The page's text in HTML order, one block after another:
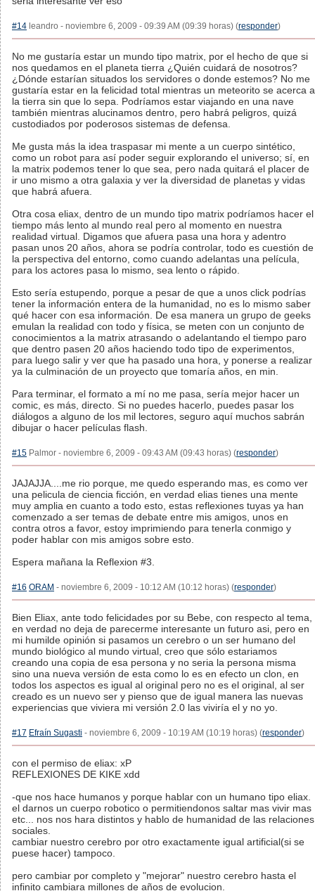
#14 leandro - noviembre 6, 2009 - 09:39 AM (09:39 horas) (responder)
No me gustaría estar un mundo tipo matrix, por el hecho de que si
nos quedamos en el planeta tierra ¿Quién cuidará de nosotros?
¿Dónde estarían situados los servidores o donde estemos? No me
gustaría estar en la felicidad total mientras un meteorito se acerca a
la tierra sin que lo sepa. Podríamos estar viajando en una nave
también mientras alucinamos dentro, pero habrá peligros, quizá
custodiados por poderosos sistemas de defensa.
Me gusta más la idea traspasar mi mente a un cuerpo sintético,
como un robot para así poder seguir explorando el universo; sí, en
la matrix podemos tener lo que sea, pero nada quitará el placer de
ir uno mismo a otra galaxia y ver la diversidad de planetas y vidas
que habrá afuera.
Otra cosa eliax, dentro de un mundo tipo matrix podríamos hacer el
tiempo más lento al mundo real pero al momento en nuestra
realidad virtual. Digamos que afuera pasa una hora y adentro
pasan unos 20 años, ahora se podría controlar, todo es cuestión de
la perspectiva del entorno, como cuando adelantas una película,
para los actores pasa lo mismo, sea lento o rápido.
Esto sería estupendo, porque a pesar de que a unos click podrías
tener la información entera de la humanidad, no es lo mismo saber
qué hacer con esa información. De esa manera un grupo de geeks
emulan la realidad con todo y física, se meten con un conjunto de
conocimientos a la matrix atrasando o adelantando el tiempo paro
que dentro pasen 20 años haciendo todo tipo de experimentos,
para luego salir y ver que ha pasado una hora, y ponerse a realizar
ya la culminación de un proyecto que tomaría años, en min.
Para terminar, el formato a mí no me pasa, sería mejor hacer un
comic, es más, directo. Si no puedes hacerlo, puedes pasar los
diálogos a alguno de los mil lectores, seguro aquí muchos sabrán
dibujar o hacer películas flash.
#15 Palmor - noviembre 6, 2009 - 09:43 AM (09:43 horas) (responder)
JAJAJJA....me rio porque, me quedo esperando mas, es como ver
una pelicula de ciencia ficción, en verdad elias tienes una mente
muy amplia en cuanto a todo esto, estas reflexiones tuyas ya han
comenzado a ser temas de debate entre mis amigos, unos en
contra otros a favor, estoy imprimiendo para tenerla conmigo y
poder hablar con mis amigos sobre esto.
Espera mañana la Reflexion #3.
#16 ORAM - noviembre 6, 2009 - 10:12 AM (10:12 horas) (responder)
Bien Eliax, ante todo felicidades por su Bebe, con respecto al tema,
en verdad no deja de parecerme interesante un futuro asi, pero en
mi humilde opinión si pasamos un cerebro o un ser humano del
mundo biológico al mundo virtual, creo que sólo estariamos
creando una copia de esa persona y no seria la persona misma
sino una nueva versión de esta como lo es en efecto un clon, en
todos los aspectos es igual al original pero no es el original, al ser
creado es un nuevo ser y pienso que de igual manera las nuevas
experiencias que viviera mi versión 2.0 las viviría el y no yo.
#17 Efraín Sugasti - noviembre 6, 2009 - 10:19 AM (10:19 horas) (responder)
con el permiso de eliax: xP
REFLEXIONES DE KIKE xdd
-que nos hace humanos y porque hablar con un humano tipo eliax.
el darnos un cuerpo robotico o permitiendonos saltar mas vivir mas
etc... nos nos hara distintos y hablo de humanidad de las relaciones
sociales.
cambiar nuestro cerebro por otro exactamente igual artificial(si se
puese hacer) tampoco.
pero cambiar por completo y "mejorar" nuestro cerebro hasta el
infinito cambiara millones de años de evolucion.